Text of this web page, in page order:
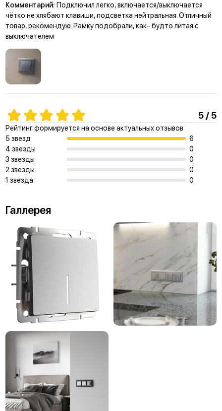
Комментарий: Подключил легко, включается/выключается
чётко не хлябают клавиши, подсветка нейтральная. Отличный
товар, рекомендую. Рамку подобрали, как- будто литая с
выключателем
5 / 5
Рейтинг формируется на основе актуальных отзывов
5 звезд
6
4 звезды
0
3 звезды
0
2 звезды
0
1 звезда
0
Галлерея